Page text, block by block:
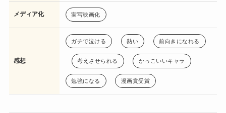
メディア化 実写映画化
感想
ガチで泣ける 熱い 前向きになれる
考えさせられる かっこいいキャラ
勉強になる 漫画賞受賞